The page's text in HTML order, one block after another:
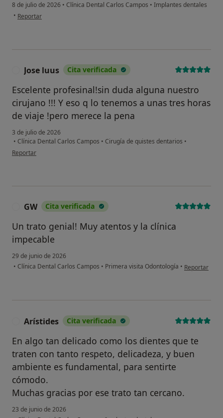
8 de julio de 2026 • Clínica Dental Carlos Campos • Implantes dentales
• en opinión del usuario Ani
Reportar
Jose luus Cita verificada
Escelente profesinal!sin duda alguna nuestro
cirujano !!! Y eso q lo tenemos a unas tres horas
de viaje !pero merece la pena
3 de julio de 2026
• Clínica Dental Carlos Campos • Cirugía de quistes dentarios •
en opinión del usuario Jose luus
Reportar
GW Cita verificada
Un trato genial! Muy atentos y la clínica
impecable
29 de junio de 2026
• Clínica Dental Carlos Campos • Primera visita Odontología • en opinión
Reportar
Arístides Cita verificada
En algo tan delicado como los dientes que te
traten con tanto respeto, delicadeza, y buen
ambiente es fundamental, para sentirte
cómodo.
Muchas gracias por ese trato tan cercano.
23 de junio de 2026